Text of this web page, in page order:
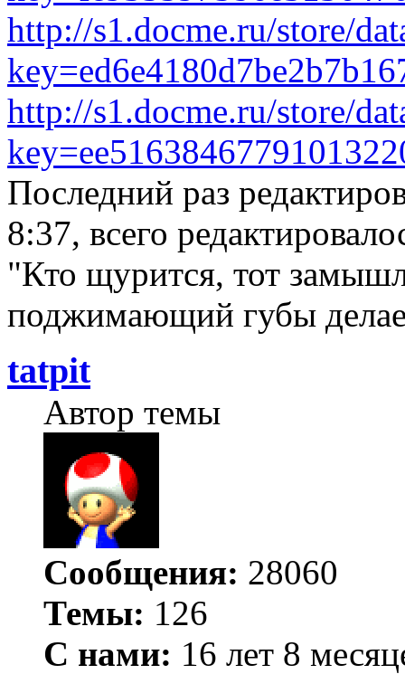
http://s1.docme.ru/store/
http://s1.docme.ru/store/
Последний раз
8:37, всего
"Кто щурится, тот
поджимающий губы
tatpit
Автор темы
Сообщения: 28060
Темы: 126
С нами: 16 лет 8